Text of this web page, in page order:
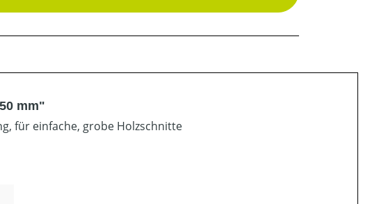
mm"
für einfache, grobe Holzschnitte